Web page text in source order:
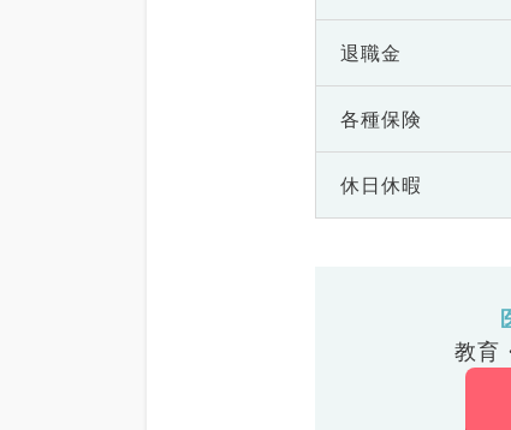
退職金
各種保険
休日休暇
教育